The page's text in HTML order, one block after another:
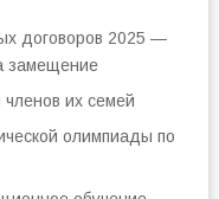
договоров 2025 —
замещение
их семей
олимпиады по